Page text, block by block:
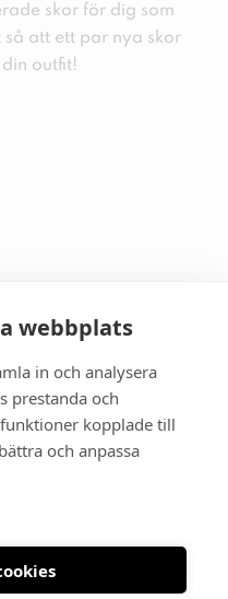
webbplats
in och analysera
prestanda och
kopplade till
och anpassa
skor för dig som
så att ett par nya skor
outfit!